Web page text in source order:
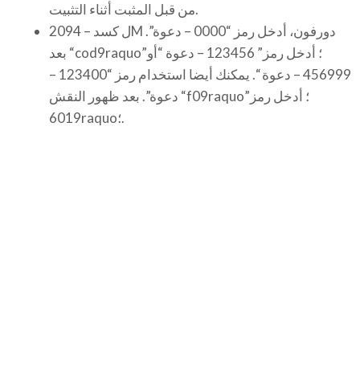
من قبل المثبت أثناء التثبيت.
ل كسد – 2094M دورفون، أدخل رمز “0000 – دعوة”.
بعد “cod9raquo؛ أدخل رمز” 123456 – دعوة “أو”
456999 – دعوة “. يمكنك أيضا استخدام رمز “123400 –
دعوة”. بعد ظهور النقش “f09raquo؛ أدخل رمز”
6019raquo؛.